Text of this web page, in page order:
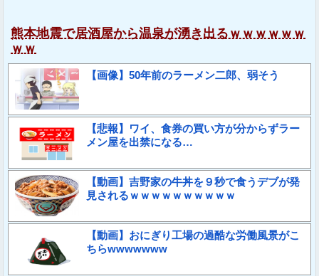
熊本地震で居酒屋から温泉が湧き出るｗｗｗｗｗｗ
ｗｗ
【画像】50年前のラーメン二郎、弱そう
【悲報】ワイ、食券の買い方が分からずラー
メン屋を出禁になる…
【動画】吉野家の牛丼を９秒で食うデブが発
見されるｗｗｗｗｗｗｗｗｗｗ
【動画】おにぎり工場の過酷な労働風景がこ
ちらwwwwwww